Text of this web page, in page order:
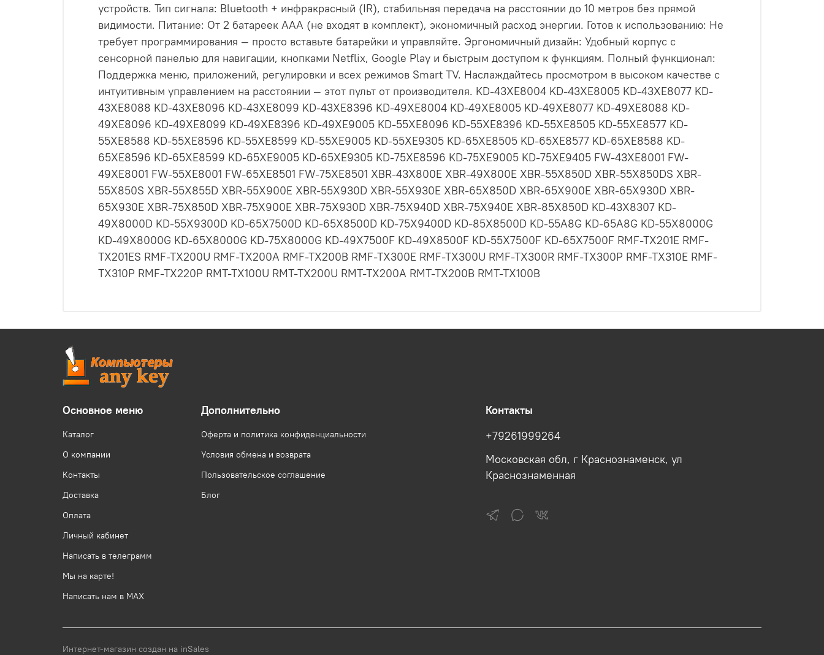
устройств. Тип сигнала: Bluetooth + инфракрасный (IR), стабильная передача на расстоянии до 10 метров без прямой
видимости. Питание: От 2 батареек AAA (не входят в комплект), экономичный расход энергии. Готов к использованию: Не
требует программирования — просто вставьте батарейки и управляйте. Эргономичный дизайн: Удобный корпус с
сенсорной панелью для навигации, кнопками Netflix, Google Play и быстрым доступом к функциям. Полный функционал:
Поддержка меню, приложений, регулировки и всех режимов Smart TV. Наслаждайтесь просмотром в высоком качестве с
интуитивным управлением на расстоянии — этот пульт от производителя. KD-43XE8004 KD-43XE8005 KD-43XE8077 KD-
43XE8088 KD-43XE8096 KD-43XE8099 KD-43XE8396 KD-49XE8004 KD-49XE8005 KD-49XE8077 KD-49XE8088 KD-
49XE8096 KD-49XE8099 KD-49XE8396 KD-49XE9005 KD-55XE8096 KD-55XE8396 KD-55XE8505 KD-55XE8577 KD-
55XE8588 KD-55XE8596 KD-55XE8599 KD-55XE9005 KD-55XE9305 KD-65XE8505 KD-65XE8577 KD-65XE8588 KD-
65XE8596 KD-65XE8599 KD-65XE9005 KD-65XE9305 KD-75XE8596 KD-75XE9005 KD-75XE9405 FW-43XE8001 FW-
49XE8001 FW-55XE8001 FW-65XE8501 FW-75XE8501 XBR-43X800E XBR-49X800E XBR-55X850D XBR-55X850DS XBR-
55X850S XBR-55X855D XBR-55X900E XBR-55X930D XBR-55X930E XBR-65X850D XBR-65X900E XBR-65X930D XBR-
65X930E XBR-75X850D XBR-75X900E XBR-75X930D XBR-75X940D XBR-75X940E XBR-85X850D KD-43X8307 KD-
49X8000D KD-55X9300D KD-65X7500D KD-65X8500D KD-75X9400D KD-85X8500D KD-55A8G KD-65A8G KD-55X8000G
KD-49X8000G KD-65X8000G KD-75X8000G KD-49X7500F KD-49X8500F KD-55X7500F KD-65X7500F RMF-TX201E RMF-
TX201ES RMF-TX200U RMF-TX200A RMF-TX200B RMF-TX300E RMF-TX300U RMF-TX300R RMF-TX300P RMF-TX310E RMF-
TX310P RMF-TX220P RMT-TX100U RMT-TX200U RMT-TX200A RMT-TX200B RMT-TX100B
Основное меню
Каталог
О компании
Контакты
Доставка
Оплата
Личный кабинет
Написать в телеграмм
Мы на карте!
Написать нам в МАХ
Дополнительно
Оферта и политика конфиденциальности
Условия обмена и возврата
Пользовательское соглашение
Блог
Контакты
+79261999264
Московская обл, г Краснознаменск, ул
Краснознаменная
Интернет-магазин создан на inSales